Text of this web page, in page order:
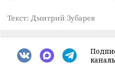
Текст: Дмитрий Зубарев